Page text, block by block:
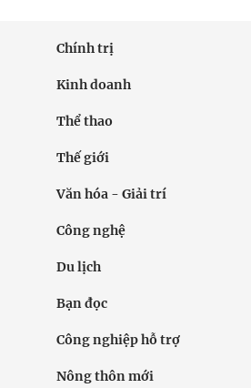
Chính trị
Kinh doanh
Thể thao
Thế giới
Văn hóa - Giải trí
Công nghệ
Du lịch
Bạn đọc
Công nghiệp hỗ trợ
Nông thôn mới